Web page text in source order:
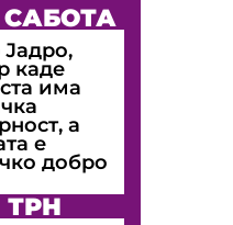
каде
има
а
е
добро
ТРН